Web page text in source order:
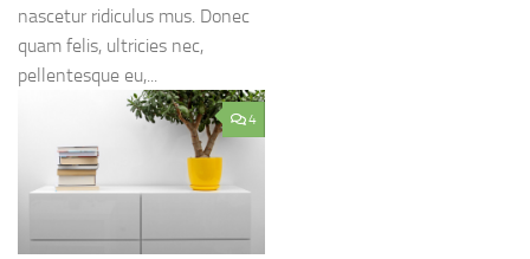
nascetur ridiculus mus. Donec
quam felis, ultricies nec,
pellentesque eu,...
4